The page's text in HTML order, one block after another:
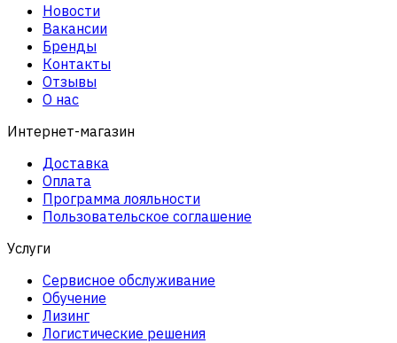
Новости
Вакансии
Бренды
Контакты
Отзывы
О нас
Интернет-магазин
Доставка
Оплата
Программа лояльности
Пользовательское соглашение
Услуги
Сервисное обслуживание
Обучение
Лизинг
Логистические решения